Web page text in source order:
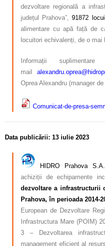
dezvoltare regională a
județul Prahova”,91872
alimentare cu apă față de
locuitori echivalenți, de o mai
Informații
mail
Oprea Alexandru (manager
Comunicat-de-presa-
Data publicării: 13 iulie 2023
HIDRO Prahova S.A.
achiziții de echipamente
dezvoltare a infrastructurii
Prahova, în perioada 2014-
European de Dezvoltare
Infrastructura Mare (POIM)
3 – Dezvoltarea
management eficient al